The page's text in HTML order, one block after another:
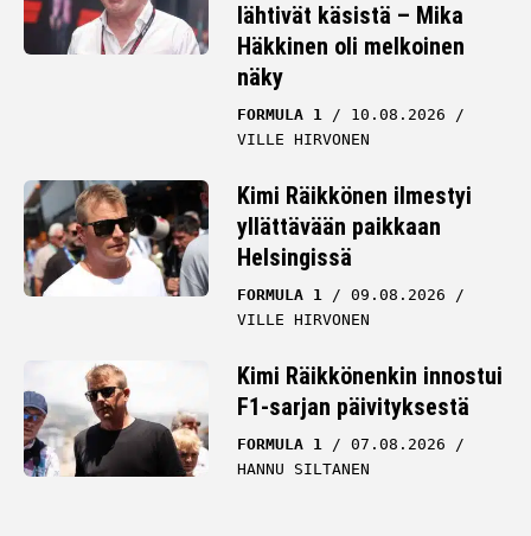
lähtivät käsistä – Mika
Häkkinen oli melkoinen
näky
FORMULA 1
10.08.2026
VILLE HIRVONEN
Kimi Räikkönen ilmestyi
yllättävään paikkaan
Helsingissä
FORMULA 1
09.08.2026
VILLE HIRVONEN
Kimi Räikkönenkin innostui
F1-sarjan päivityksestä
FORMULA 1
07.08.2026
HANNU SILTANEN